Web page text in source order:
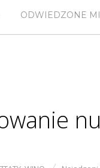
ODWIEDZONE